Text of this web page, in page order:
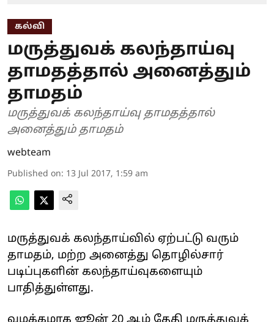
கல்வி
மருத்துவக் கலந்தாய்வு
தாமதத்தால் அனைத்தும்
தாமதம்
மருத்துவக் கலந்தாய்வு தாமதத்தால்
அனைத்தும் தாமதம்
webteam
Published on: 13 Jul 2017, 1:59 am
மருத்துவக் கலந்தாய்வில் ஏற்பட்டு வரும்
தாமதம், மற்ற அனைத்து தொழில்சார்
படிப்புகளின் க‌லந்தாய்வுகளையும்
பாதித்துள்ளது.